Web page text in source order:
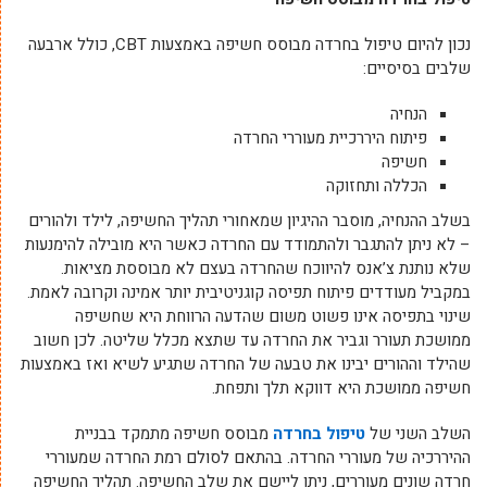
נכון להיום טיפול בחרדה מבוסס חשיפה באמצעות CBT, כולל ארבעה
שלבים בסיסיים:
הנחיה
פיתוח היררכיית מעוררי החרדה
חשיפה
הכללה ותחזוקה
בשלב ההנחיה, מוסבר ההיגיון שמאחורי תהליך החשיפה, לילד ולהורים
– לא ניתן להתגבר ולהתמודד עם החרדה כאשר היא מובילה להימנעות
שלא נותנת צ’אנס להיווכח שהחרדה בעצם לא מבוססת מציאות.
במקביל מעודדים פיתוח תפיסה קוגניטיבית יותר אמינה וקרובה לאמת.
שינוי בתפיסה אינו פשוט משום שהדעה הרווחת היא שחשיפה
ממושכת תעורר וגביר את החרדה עד שתצא מכלל שליטה. לכן חשוב
שהילד וההורים יבינו את טבעה של החרדה שתגיע לשיא ואז באמצעות
חשיפה ממושכת היא דווקא תלך ותפחת.
השלב השני שלטיפול בחרדה מבוסס חשיפה מתמקד בבניית
ההיררכיה של מעוררי החרדה. בהתאם לסולם רמת החרדה שמעוררי
חרדה שונים מעוררים, ניתן ליישם את שלב החשיפה. תהליך החשיפה